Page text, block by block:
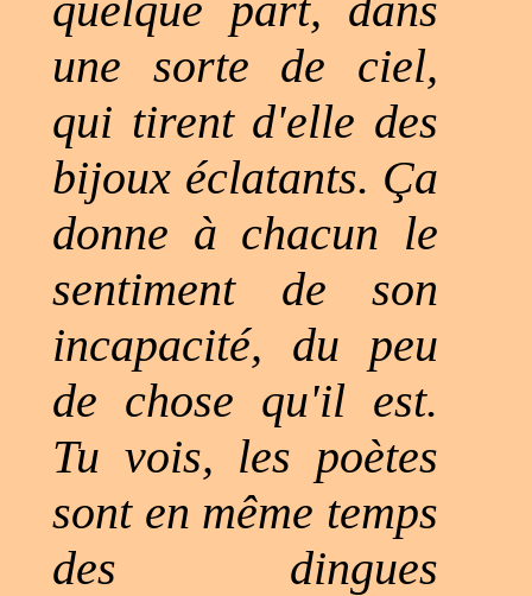
une sorte de ciel,
qui tirent d'elle des
bijoux éclatants. Ça
donne à chacun le
sentiment de son
incapacité, du peu
de chose qu'il est.
Tu vois, les poètes
sont en même temps
des dingues